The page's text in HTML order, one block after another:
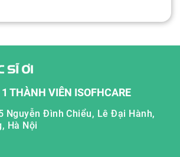
THÀNH VIÊN ISOFHCARE
Nguyễn Đình Chiểu, Lê Đại Hành,
Hà Nội